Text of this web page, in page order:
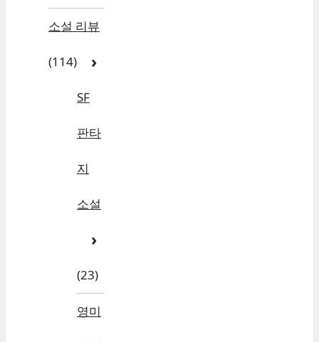
소설 리뷰
(114)
SF
판타
지
소설
(23)
영미